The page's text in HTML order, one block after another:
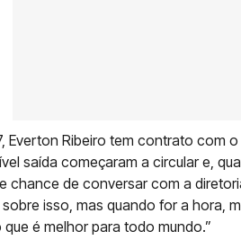
Everton Ribeiro tem contrato com
saída começaram a circular e,
chance de conversar com a
isso, mas quando for a hora,
é melhor para todo mundo.”